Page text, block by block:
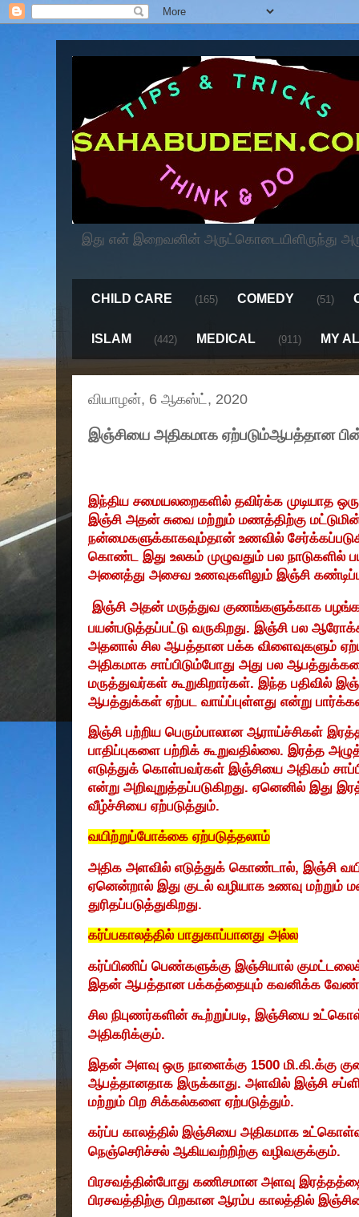
இது என் இறைவனின் அருட்கொடையிளிருந்து
CHILD CARE (165) COMEDY (51)
ISLAM (442) MEDICAL (911) MY
வியாழன், 6 ஆகஸ்ட், 2020
இஞ்சியை அதிகமாக ஏற்படும்ஆபத்தான
இந்திய சமையலறைகளில் தவிர்க்க முடியாத
இஞ்சி அதன் சுவை மற்றும் மணத்திற்கு
நன்மைகளுக்காகவும்தான் உணவில்
கொண்ட இது உலகம் முழுவதும் பல நாடுகளில்
அனைத்து அசைவ உணவுகளிலும் இஞ்சி
இஞ்சி அதன் மருத்துவ குணங்களுக்காக
பயன்படுத்தப்பட்டு வருகிறது. இஞ்சி பல
அதனால் சில ஆபத்தான பக்க விளைவுகளும்
அதிகமாக சாப்பிடும்போது அது பல
மருத்துவர்கள் கூறுகிறார்கள். இந்த பதிவில்
ஆபத்துக்கள் ஏற்பட வாய்ப்புள்ளது என்று
இஞ்சி பற்றிய பெரும்பாலான ஆராய்ச்சிகள்
பாதிப்புகளை பற்றிக் கூறுவதில்லை. இரத்த
எடுத்துக் கொள்பவர்கள் இஞ்சியை அதிகம்
என்று அறிவுறுத்தப்படுகிறது. ஏனெனில் இது
வீழ்ச்சியை ஏற்படுத்தும்.
வயிற்றுப்போக்கை ஏற்படுத்தலாம்
அதிக அளவில் எடுத்துக் கொண்டால், இஞ்சி
ஏனென்றால் இது குடல் வழியாக உணவு மற்றும்
துரிதப்படுத்துகிறது.
கர்ப்பகாலத்தில் பாதுகாப்பானது அல்ல
கர்ப்பிணிப் பெண்களுக்கு இஞ்சியால் குமட்டலைக்
இதன் ஆபத்தான பக்கத்தையும் கவனிக்க
சில நிபுணர்களின் கூற்றுப்படி, இஞ்சியை
அதிகரிக்கும்.
இதன் அளவு ஒரு நாளைக்கு 1500 மி.கி.க்கு
ஆபத்தானதாக இருக்காது. அளவில் இஞ்சி
மற்றும் பிற சிக்கல்களை ஏற்படுத்தும்.
கர்ப்ப காலத்தில் இஞ்சியை அதிகமாக
நெஞ்செரிச்சல் ஆகியவற்றிற்கு வழிவகுக்கும்.
பிரசவத்தின்போது கணிசமான அளவு
பிரசவத்திற்கு பிறகான ஆரம்ப காலத்தில்